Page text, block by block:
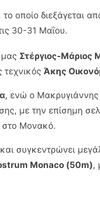
, το οποίο διεξάγεται
30-31 Μαΐου.
μας Στέργιος-Μάριος
Άκης
, ενώ ο Μακρυγιάννης
με την επίσημη
στο Μονακό.
συγκεντρώνει
Monaco (50m),